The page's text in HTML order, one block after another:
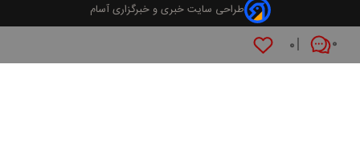
۰ ۰
طراحی سایت خبری و خبرگزاری آسام